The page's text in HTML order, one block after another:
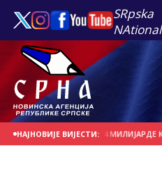
SRpska
NAtional
НАЈНОВИЈЕ ВИЈЕСТИ:
ЗА ТРИ ГОДИНЕ 7,4 МИЛИЈАРДЕ КМ